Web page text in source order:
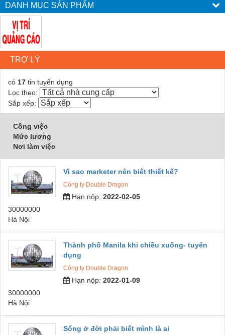
DANH MỤC SẢN PHẨM
TRỢ LÝ
có 17 tin tuyển dụng
Lọc theo:
Sắp xếp:
Công việc
Mức lương
Nơi làm việc
Vì sao marketer nên biết thiết kế?
Công ty Double Dragon
Hạn nộp: 2022-02-05
30000000
Hà Nội
Thành phố Manila khi chiều xuống- tuyển
dụng
Công ty Double Dragon
Hạn nộp: 2022-01-09
30000000
Hà Nội
Sống ở đời phải biết mình là ai